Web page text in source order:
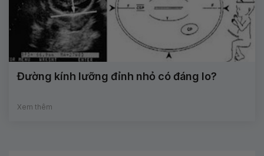
Đường kính lưỡng đỉnh nhỏ có đáng lo?
Xem thêm